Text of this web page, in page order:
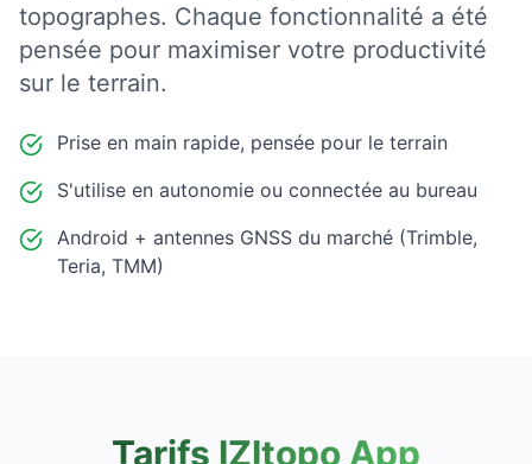
topographes. Chaque fonctionnalité a été
pensée pour maximiser votre productivité
sur le terrain.
Prise en main rapide, pensée pour le terrain
S'utilise en autonomie ou connectée au bureau
Android + antennes GNSS du marché (Trimble,
Teria, TMM)
Tarifs IZItopo App